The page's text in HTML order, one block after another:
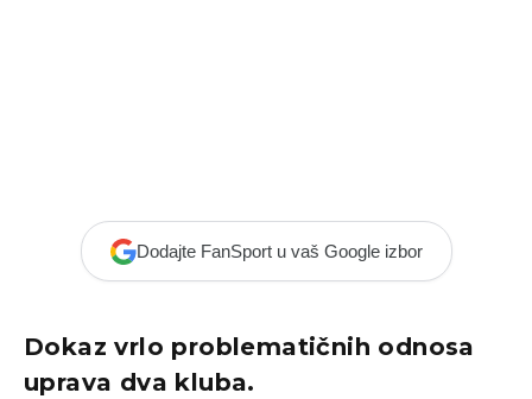
Dodajte FanSport u vaš Google izbor
Dokaz vrlo problematičnih odnosa
uprava dva kluba.